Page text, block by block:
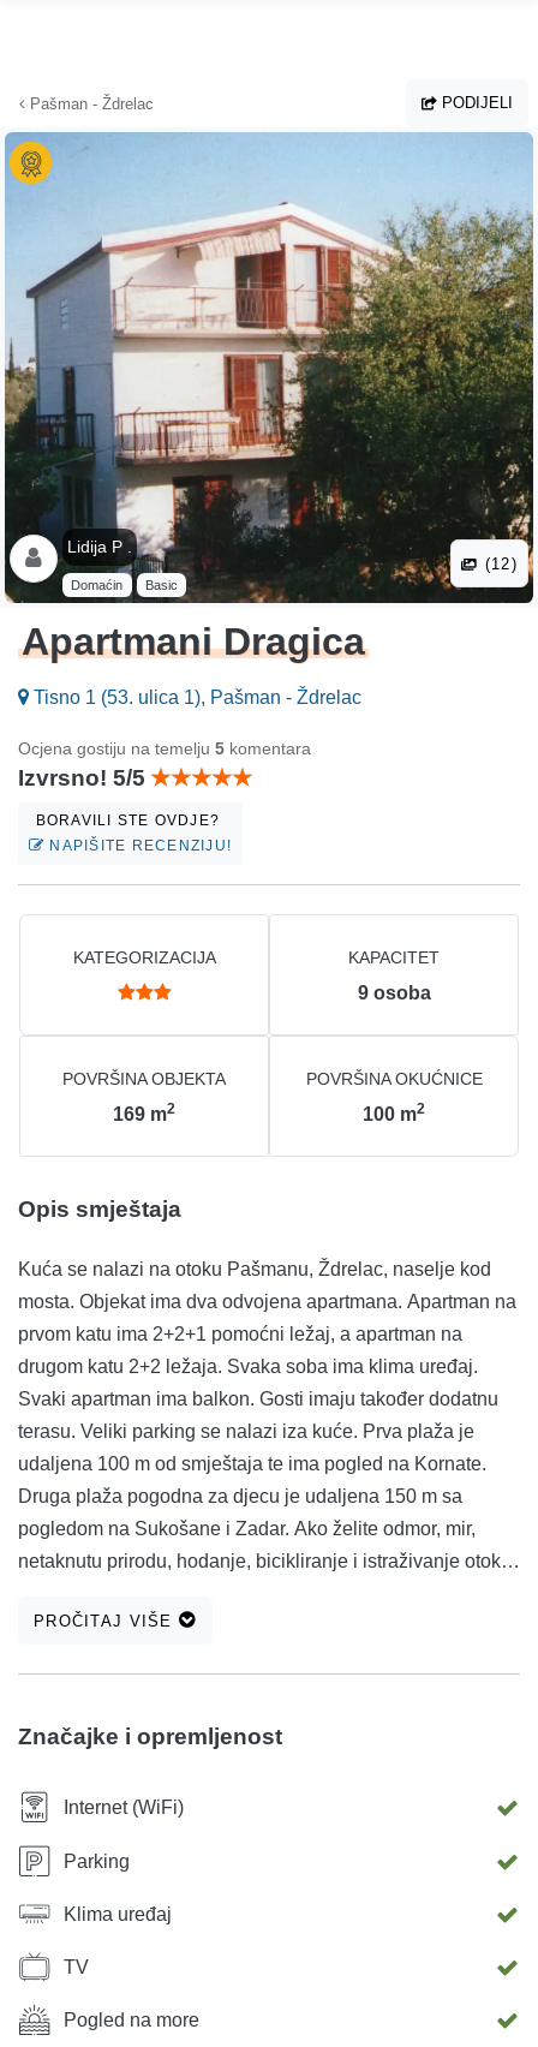
Pašman - Ždrelac PODIJELI
Lidija P .
Domaćin Basic
(12)
Apartmani Dragica
Tisno 1 (53. ulica 1), Pašman - Ždrelac
Ocjena gostiju na temelju 5 komentara
Izvrsno! 5/5
BORAVILI STE OVDJE?
NAPIŠITE RECENZIJU!
KATEGORIZACIJA KAPACITET
9 osoba
POVRŠINA OBJEKTA
169 m2
POVRŠINA OKUĆNICE
100 m2
Opis smještaja
Kuća se nalazi na otoku Pašmanu, Ždrelac, naselje kod
mosta. Objekat ima dva odvojena apartmana. Apartman na
prvom katu ima 2+2+1 pomoćni ležaj, a apartman na
drugom katu 2+2 ležaja. Svaka soba ima klima uređaj.
Svaki apartman ima balkon. Gosti imaju također dodatnu
terasu. Veliki parking se nalazi iza kuće. Prva plaža je
udaljena 100 m od smještaja te ima pogled na Kornate.
Druga plaža pogodna za djecu je udaljena 150 m sa
pogledom na Sukošane i Zadar. Ako želite odmor, mir,
netaknutu prirodu, hodanje, bicikliranje i istraživanje otoka,
PROČITAJ VIŠE
Značajke i opremljenost
Internet (WiFi)
Parking
Klima uređaj
TV
Pogled na more